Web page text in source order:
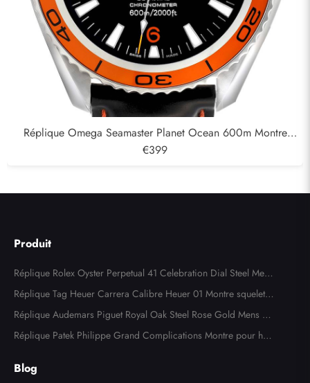
Réplique Omega Seamaster Planet Ocean 600m Montre
homme 232.32.42.21.01,001
€399
Produit
Réplique Rolex Oyster Perpetual 41 Celebration Dial Steel Mens
Watch 124300
Réplique Tag Heuer Carrera Calibre Heuer 01 Montre squelette
en acier or rose CAR205A
Réplique Audemars Piguet Royal Oak Steel Rose Gold Mens W
atch 15400SR
Réplique Patek Philippe Grand Complications Montre pour ho
Blog